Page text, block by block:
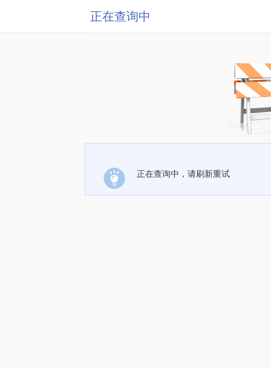
正在查询中
正在查询中，请刷新重试